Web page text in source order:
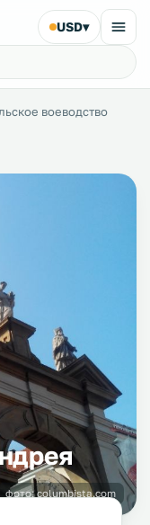
USD▾
воеводство
фото:columbista.com